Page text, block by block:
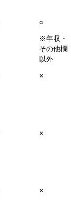
○
※年収・
その他欄
以外
×
×
×